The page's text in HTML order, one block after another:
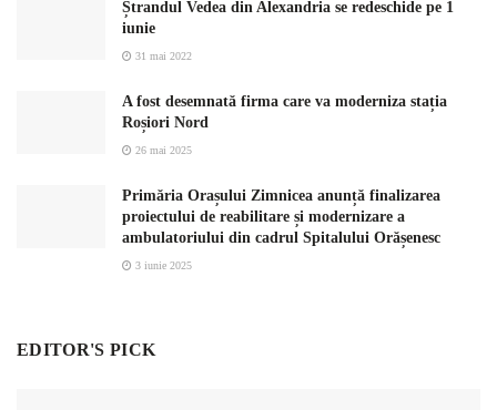
Ștrandul Vedea din Alexandria se redeschide pe 1
iunie
31 mai 2022
A fost desemnată firma care va moderniza stația
Roșiori Nord
26 mai 2025
Primăria Orașului Zimnicea anunță finalizarea
proiectului de reabilitare și modernizare a
ambulatoriului din cadrul Spitalului Orășenesc
3 iunie 2025
EDITOR'S PICK